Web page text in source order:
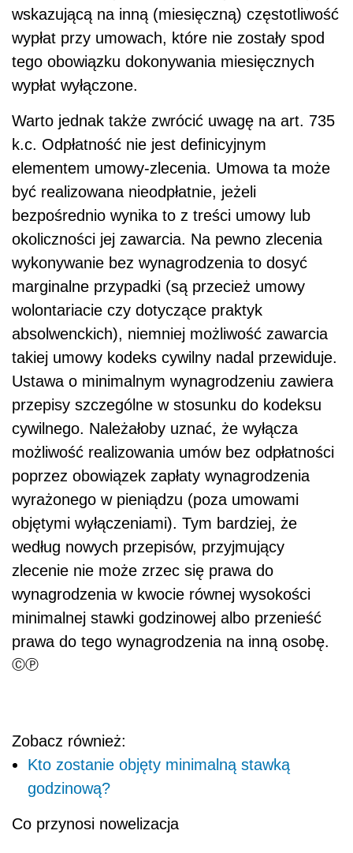
wskazującą na inną (miesięczną) częstotliwość
wypłat przy umowach, które nie zostały spod
tego obowiązku dokonywania miesięcznych
wypłat wyłączone.
Warto jednak także zwrócić uwagę na art. 735
k.c. Odpłatność nie jest definicyjnym
elementem umowy-zlecenia. Umowa ta może
być realizowana nieodpłatnie, jeżeli
bezpośrednio wynika to z treści umowy lub
okoliczności jej zawarcia. Na pewno zlecenia
wykonywanie bez wynagrodzenia to dosyć
marginalne przypadki (są przecież umowy
wolontariacie czy dotyczące praktyk
absolwenckich), niemniej możliwość zawarcia
takiej umowy kodeks cywilny nadal przewiduje.
Ustawa o minimalnym wynagrodzeniu zawiera
przepisy szczególne w stosunku do kodeksu
cywilnego. Należałoby uznać, że wyłącza
możliwość realizowania umów bez odpłatności
poprzez obowiązek zapłaty wynagrodzenia
wyrażonego w pieniądzu (poza umowami
objętymi wyłączeniami). Tym bardziej, że
według nowych przepisów, przyjmujący
zlecenie nie może zrzec się prawa do
wynagrodzenia w kwocie równej wysokości
minimalnej stawki godzinowej albo przenieść
prawa do tego wynagrodzenia na inną osobę.
ⒸⓅ
Zobacz również:
Kto zostanie objęty minimalną stawką
godzinową?
Co przynosi nowelizacja